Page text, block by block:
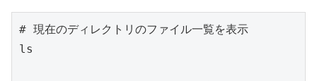
# 現在のディレクトリのファイル一覧を表示
ls